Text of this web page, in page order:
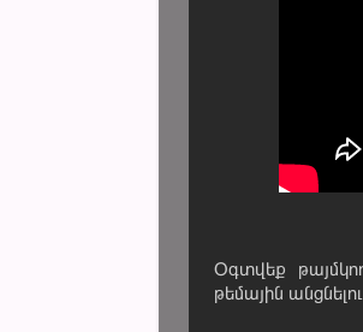
Օգտվեք
թեմային